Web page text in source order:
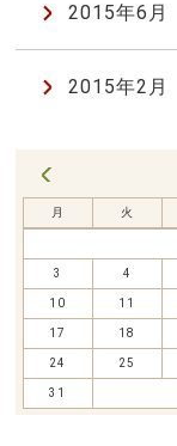
2015年6月
2015年2月
月 火
3 4
10 11
17 18
24 25
31